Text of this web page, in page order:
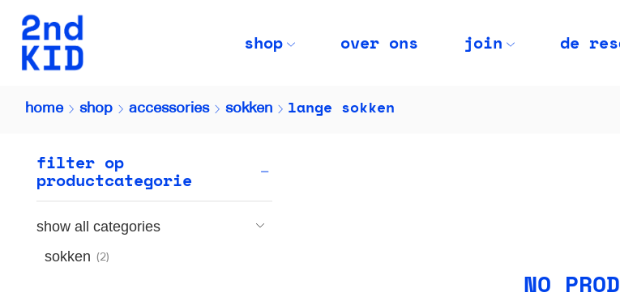
shop over ons join de
home shop accessories sokken lange sokken
NO
filter op
productcategorie
show all categories
sokken (2)